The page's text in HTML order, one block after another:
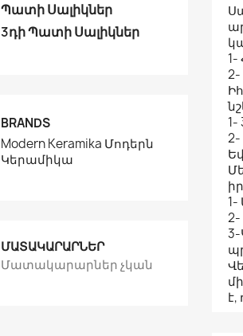
Պատի Սալիկներ
3դի Պատի Սալիկներ
BRANDS
Modern Keramika Մոդերն
Կերամիկա
ՄԱՏԱԿԱՐԱՐՆԵՐ
Մատակարարներ չկան
1-